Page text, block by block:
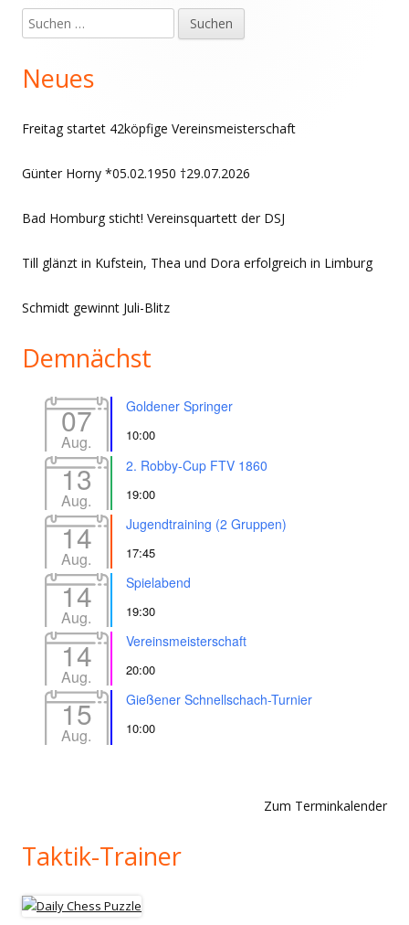
Haupt-
Seitenleiste
Suchen
nach:
Neues
Freitag startet 42köpfige Vereinsmeisterschaft
Günter Horny *05.02.1950 †29.07.2026
Bad Homburg sticht! Vereinsquartett der DSJ
Till glänzt in Kufstein, Thea und Dora erfolgreich in Limburg
Schmidt gewinnt Juli-Blitz
Demnächst
07
Aug.
Goldener Springer
10:00
13
Aug.
2. Robby-Cup FTV 1860
19:00
14
Aug.
Jugendtraining (2 Gruppen)
17:45
14
Aug.
Spielabend
19:30
14
Aug.
Vereinsmeisterschaft
20:00
15
Aug.
Gießener Schnellschach-Turnier
10:00
Zum Terminkalender
Taktik-Trainer